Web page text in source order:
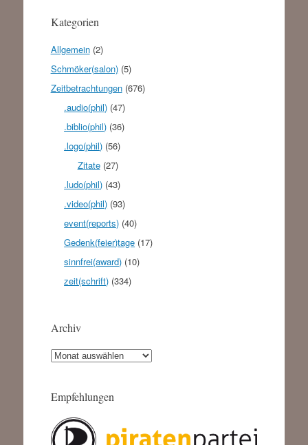
Kategorien
Allgemein(2)
Schmöker(salon)(5)
Zeitbetrachtungen(676)
.audio(phil) (47)
.biblio(phil) (36)
.logo(phil) (56)
Zitate(27)
.ludo(phil) (43)
.video(phil) (93)
event(reports) (40)
Gedenk(feier)tage (17)
sinnfrei(award) (10)
zeit(schrift) (334)
Archiv
Archiv
Empfehlungen